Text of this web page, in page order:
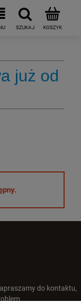
już od
do kontaktu,